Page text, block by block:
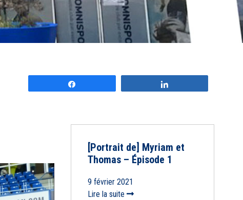
[Portrait de] Myriam et
Thomas – Épisode 1
9 février 2021
Lire la suite